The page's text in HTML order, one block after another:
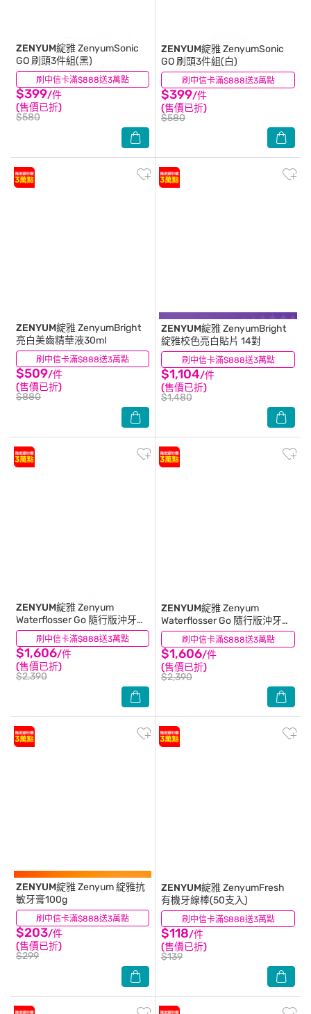
刷中信卡滿$888送3萬點
ZENYUM綻雅ZenyumSonic
GO 刷頭3件組(黑)
$399/件
(售價已折)
$580
(0) 刷中信卡滿$888送3萬點
ZENYUM綻雅ZenyumSonic
GO 刷頭3件組(白)
$399/件
(售價已折)
$580
(1)
刷中信卡滿$888送3萬點
ZENYUM綻雅ZenyumBright
亮白美齒精華液30ml
$509/件
(售價已折)
$880
(1) 刷中信卡滿$888送3萬點
ZENYUM綻雅ZenyumBright
綻雅校色亮白貼片 14對
$1,104/件
(售價已折)
$1,480
(0)
刷中信卡滿$888送3萬點
ZENYUM綻雅Zenyum
Waterflosser Go 隨行版沖牙機
(蜜桃粉
$1,606/件
(售價已折)
$2,390
(0) 刷中信卡滿$888送3萬點
ZENYUM綻雅Zenyum
Waterflosser Go 隨行版沖牙機
(曜岩灰
$1,606/件
(售價已折)
$2,390
(0)
刷中信卡滿$888送3萬點
ZENYUM綻雅Zenyum 綻雅抗
敏牙膏100g
$203/件
(售價已折)
$299
(0) 刷中信卡滿$888送3萬點
ZENYUM綻雅ZenyumFresh
有機牙線棒(50支入)
$118/件
(售價已折)
$139
(0)